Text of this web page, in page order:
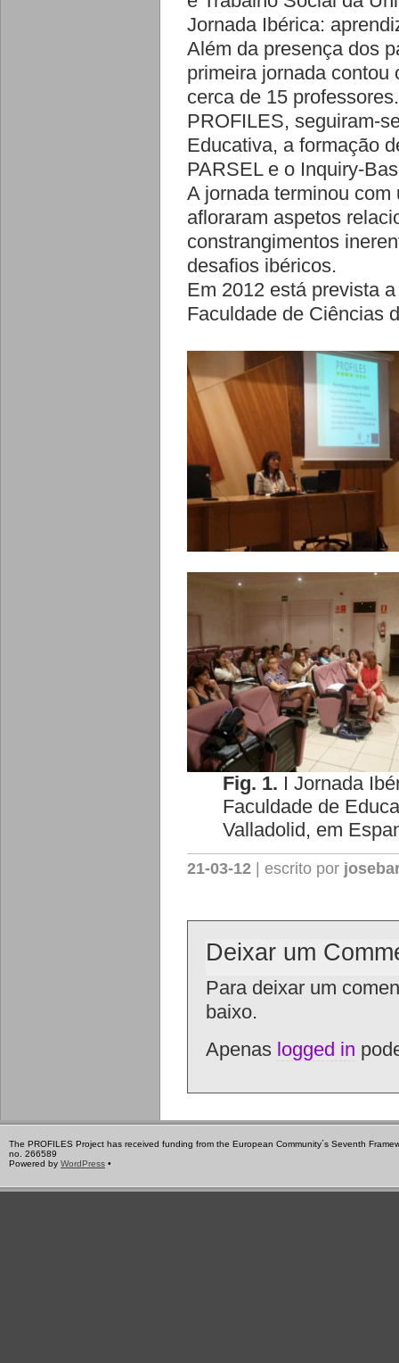
Jornada Ibérica:
Além da presença dos
primeira jornada contou
cerca de 15
PROFILES, seguiram-
Educativa, a formação
PARSEL e o Inquiry-
A jornada terminou
afloraram aspetos
constrangimentos
desafios ibéricos.
Em 2012 está prevista
Faculdade de Ciências
Fig. 1. I Jornada
Faculdade de
Valladolid, em
21-03-12 | escrito por
Deixar um
Para deixar um
baixo.
Apenas logged in
The PROFILES Project has received funding from the European Community´s Seventh
no. 266589
Powered by WordPress •